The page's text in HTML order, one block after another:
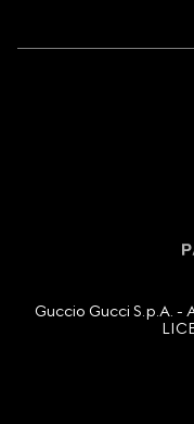
© 2016 - 2025 Guccio Gucci